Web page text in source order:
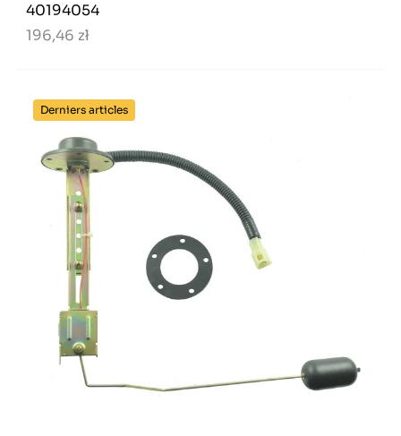
40194054
196,46 zł
Derniers articles